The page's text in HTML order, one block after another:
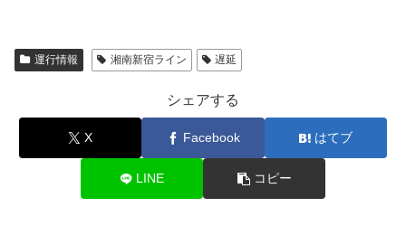
運行情報 湘南新宿ライン 遅延
シェアする
X Facebook はてブ
LINE コピー